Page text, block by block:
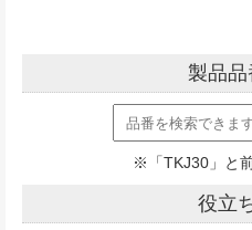
製品
※「TKJ30」と
役立